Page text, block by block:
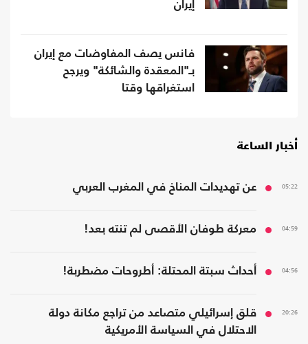
إيران
فانس يصف المفاوضات مع إيران
بـ"المعقدة والشائكة" ويرجح
استغراقها وقتا
أخبار الساعة
05:22 عن تهديدات المناخ في المغرب العربي
04:59 معركة طوفان الأقصى لم تنته بعد!
04:56 أحداث سبتة المحتلة: أطروحات مضطربة!
20:26
قلق إسرائيلي متصاعد من تراجع مكانة دولة
الاحتلال في السياسة الأمريكية